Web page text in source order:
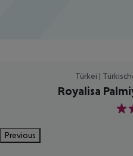
Türkei |
Royalisa
3
Previous